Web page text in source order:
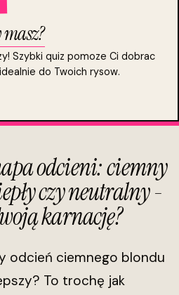
Szybki quiz pomoze Ci dobrac
do Twoich rysow.
odcieni: ciemny
czy neutralny -
karnację?
odcień ciemnego blondu
To trochę jak